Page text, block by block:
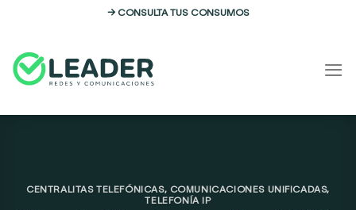
content
→ CONSULTA TUS CONSUMOS
CENTRALITAS TELEFÓNICAS, COMUNICACIONES UNIFICADAS,
TELEFONÍA IP